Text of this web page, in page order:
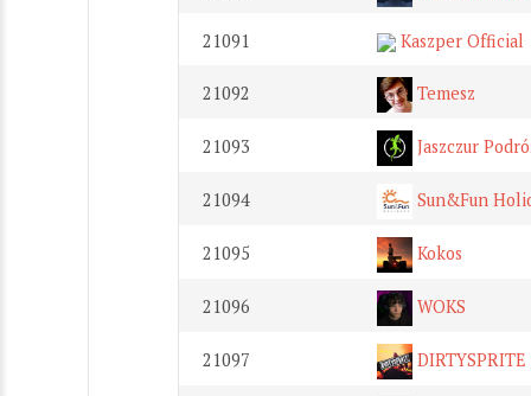
21091 Kaszper Official
21092 Temesz
21093 Jaszczur
21094 Sun&Fun
21095 Kokos
21096 WOKS
21097 DIRTYSPRITE